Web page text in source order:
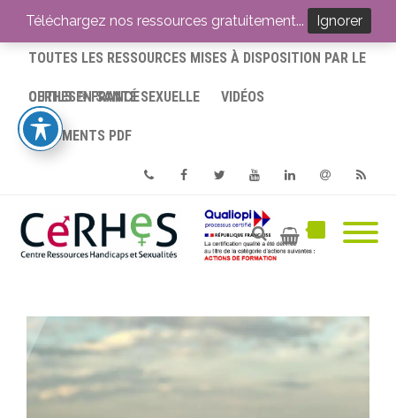
ACCUEIL
TOUTES LES RESSOURCES MISES À DISPOSITION PAR LE
CERHES® FRANCE
OUTILS EN SANTÉ SEXUELLE VIDÉOS
DOCUMENTS PDF
PhoneFacebookTwitterYoutube
Téléchargez nos ressources gratuitement... Ignorer